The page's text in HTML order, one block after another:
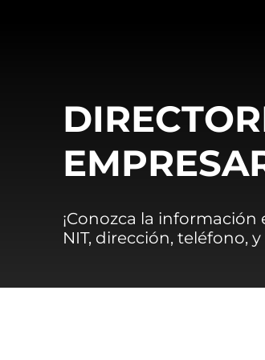
¡Conozca la
NIT, dirección, teléfono,